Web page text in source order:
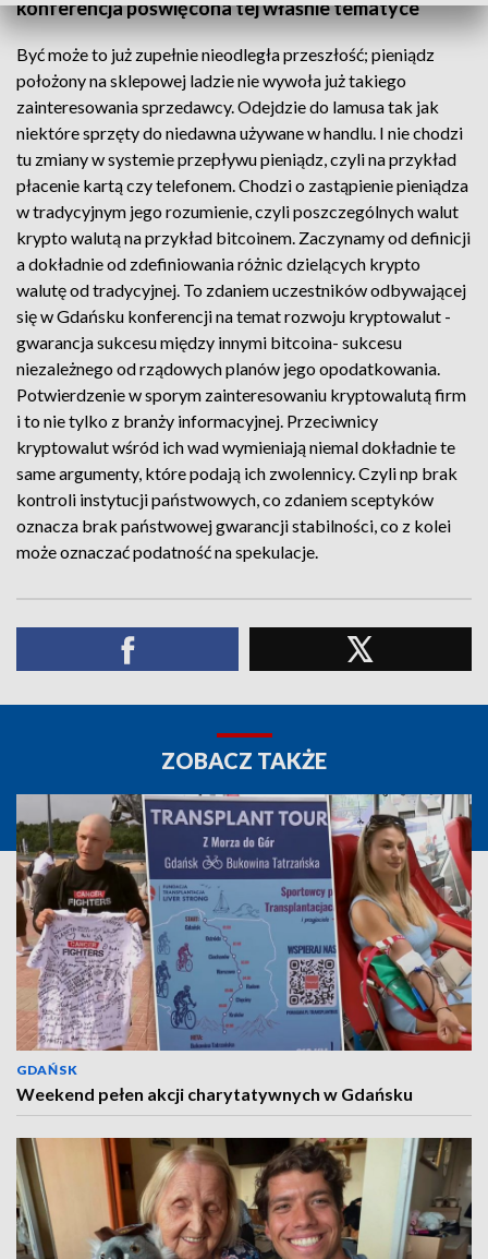
konferencja poświęcona tej właśnie tematyce
Być może to już zupełnie nieodległa przeszłość; pieniądz
położony na sklepowej ladzie nie wywoła już takiego
zainteresowania sprzedawcy. Odejdzie do lamusa tak jak
niektóre sprzęty do niedawna używane w handlu. I nie chodzi
tu zmiany w systemie przepływu pieniądz, czyli na przykład
płacenie kartą czy telefonem. Chodzi o zastąpienie pieniądza
w tradycyjnym jego rozumienie, czyli poszczególnych walut
krypto walutą na przykład bitcoinem. Zaczynamy od definicji
a dokładnie od zdefiniowania różnic dzielących krypto
walutę od tradycyjnej. To zdaniem uczestników odbywającej
się w Gdańsku konferencji na temat rozwoju kryptowalut -
gwarancja sukcesu między innymi bitcoina- sukcesu
niezależnego od rządowych planów jego opodatkowania.
Potwierdzenie w sporym zainteresowaniu kryptowalutą firm
i to nie tylko z branży informacyjnej. Przeciwnicy
kryptowalut wśród ich wad wymieniają niemal dokładnie te
same argumenty, które podają ich zwolennicy. Czyli np brak
kontroli instytucji państwowych, co zdaniem sceptyków
oznacza brak państwowej gwarancji stabilności, co z kolei
może oznaczać podatność na spekulacje.
ZOBACZ TAKŻE
GDAŃSK
Weekend pełen akcji charytatywnych w Gdańsku